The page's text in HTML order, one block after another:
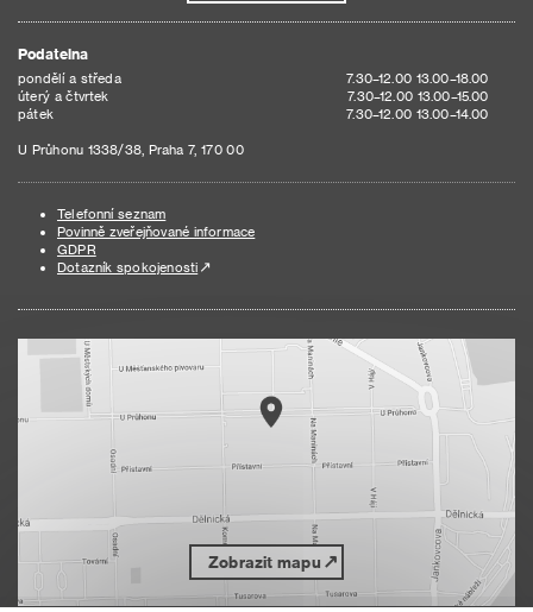
Podatelna
pondělí a středa
7.30–12.00 13.00–18.00
úterý a čtvrtek
7.30–12.00 13.00–15.00
pátek
7.30–12.00 13.00–14.00
U Průhonu 1338/38, Praha 7, 170 00
Telefonní seznam
Povinně zveřejňované informace
GDPR
Dotazník spokojenosti
Zobrazit mapu